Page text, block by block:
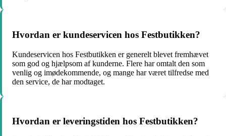
Hvordan er kundeservicen hos Festbutikken?
Kundeservicen hos Festbutikken er generelt blevet fremhævet
som god og hjælpsom af kunderne. Flere har omtalt den som
venlig og imødekommende, og mange har været tilfredse med
den service, de har modtaget.
Hvordan er leveringstiden hos Festbutikken?